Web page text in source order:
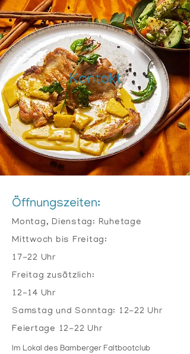
Kontakt
Öffnungszeiten:
Montag, Dienstag: Ruhetage
Mittwoch bis Freitag:
17-22 Uhr
Freitag zusätzlich:
12-14 Uhr
Samstag und Sonntag: 12-22 Uhr
Feiertage 12-22 Uhr
Im Lokal des Bamberger Faltbootclub